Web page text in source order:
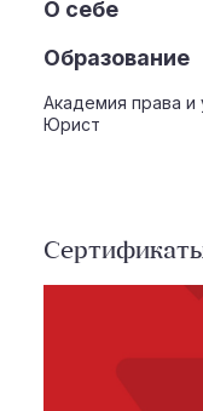
О себе
Образование
Академия права
Юрист